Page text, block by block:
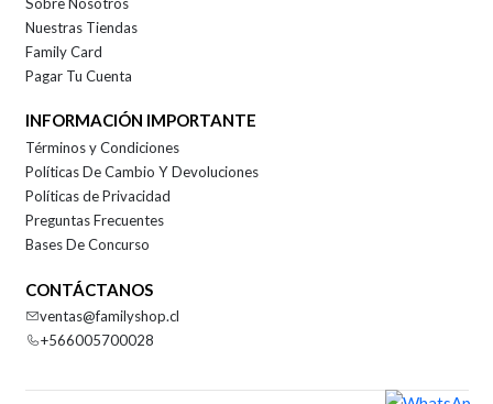
Nuestras Tiendas
Family Card
Pagar Tu Cuenta
INFORMACIÓN IMPORTANTE
Términos y Condiciones
Políticas De Cambio Y Devoluciones
Políticas de Privacidad
Preguntas Frecuentes
Bases De Concurso
CONTÁCTANOS
ventas@familyshop.cl
+566005700028